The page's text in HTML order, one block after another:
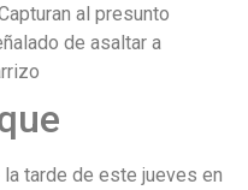
al presunto
de asaltar a
tarde de este jueves en